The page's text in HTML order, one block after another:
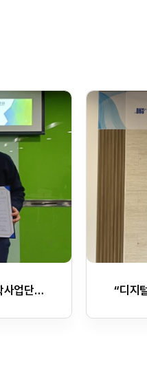
단국대학교 바이오헬스 혁신융합대학사업단–제주한의약연구원, 바이오헬스 인재양성 위한 업무협약 체결